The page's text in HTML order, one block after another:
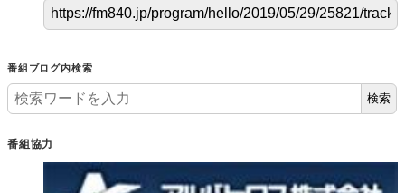
番組ブログ内検索
検索
番組協力